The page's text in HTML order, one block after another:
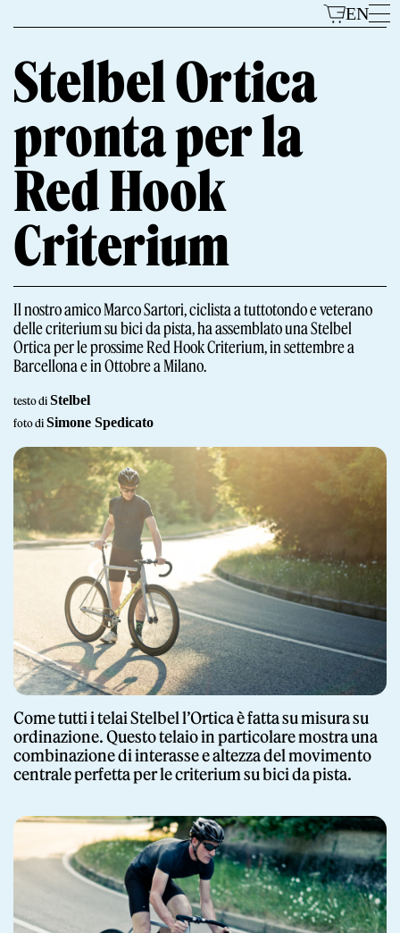
EN
Modelli
Il Marchio
Giornale
Shop
Stelbel un marchio registrato di Cicli Corsa S.r.l.
Partita IVA IT02445060185
Stelbel Ortica
pronta per la
Red Hook
Criterium
Il nostro amico Marco Sartori, ciclista a tuttotondo e veterano
delle criterium su bici da pista, ha assemblato una Stelbel
Ortica per le prossime Red Hook Criterium, in settembre a
Barcellona e in Ottobre a Milano.
testo di Stelbel
foto di Simone Spedicato
Come tutti i telai Stelbel l’Ortica è fatta su misura su
ordinazione. Questo telaio in particolare mostra una
combinazione di interasse e altezza del movimento
centrale perfetta per le criterium su bici da pista.